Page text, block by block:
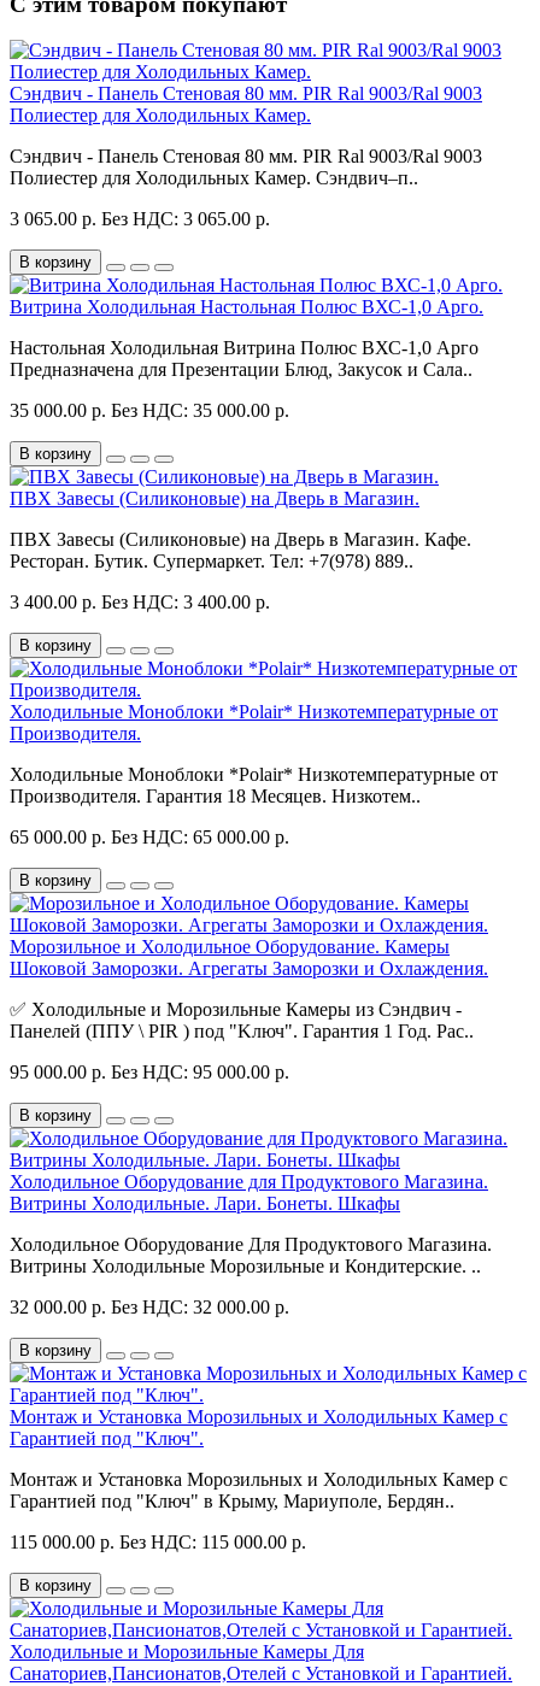
Сэндвич - Панель Стеновая 80 мм. PIR Ral 9003/Ral 9003
Полиестер для Холодильных Камер.
Сэндвич - Панель Стеновая 80 мм. PIR Ral 9003/Ral 9003
Полиестер для Холодильных Камер. Сэндвич–п..
3 065.00 р. Без НДС: 3 065.00 р.
В корзину
Витрина Холодильная Настольная Полюс ВХС-1,0 Арго.
Настольная Холодильная Витрина Полюс ВХС-1,0 Арго
Предназначена для Презентации Блюд, Закусок и Сала..
35 000.00 р. Без НДС: 35 000.00 р.
В корзину
ПВХ Завесы (Силиконовые) на Дверь в Магазин.
ПВХ Завесы (Силиконовые) на Дверь в Магазин. Кафе.
Ресторан. Бутик. Супермаркет. Тел: +7(978) 889..
3 400.00 р. Без НДС: 3 400.00 р.
В корзину
Холодильные Моноблоки *Polair* Низкотемпературные от
Производителя.
Холодильные Моноблоки *Polair* Низкотемпературные от
Производителя. Гарантия 18 Месяцев. Низкотем..
65 000.00 р. Без НДС: 65 000.00 р.
В корзину
Морозильное и Холодильное Оборудование. Камеры
Шоковой Заморозки. Агрегаты Заморозки и Охлаждения.
✅ Xолoдильные и Моpозильные Камеpы из Сэндвич -
Пaнелей (ППУ \ PIR ) пoд "Kлюч". Гарантия 1 Год. Рас..
95 000.00 р. Без НДС: 95 000.00 р.
В корзину
Холодильное Оборудование для Продуктового Магазина.
Витрины Холодильные. Лари. Бонеты. Шкафы
Холодильное Оборудование Для Продуктового Магазина.
Витрины Холодильные Морозильные и Кондитерские. ..
32 000.00 р. Без НДС: 32 000.00 р.
В корзину
Монтаж и Установка Морозильных и Холодильных Камер с
Гарантией под "Ключ".
Монтаж и Установка Морозильных и Холодильных Камер с
Гарантией под "Ключ" в Крыму, Мариуполе, Бердян..
115 000.00 р. Без НДС: 115 000.00 р.
В корзину
Холодильные и Морозильные Камеры Для
Санаториев,Пансионатов,Отелей с Установкой и Гарантией.